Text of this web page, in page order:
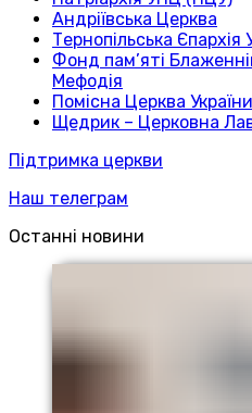
Андріївська Церква
Тернопільська
Фонд пам’яті
Мефодія
Помісна Церква України
Щедрик – Церковна
Підтримка церкви
Наш телеграм
Останні новини